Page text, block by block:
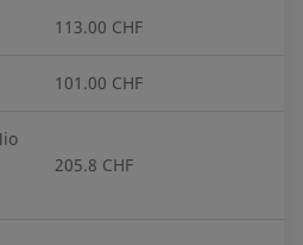
113.00 CHF
101.00 CHF
205.8 CHF